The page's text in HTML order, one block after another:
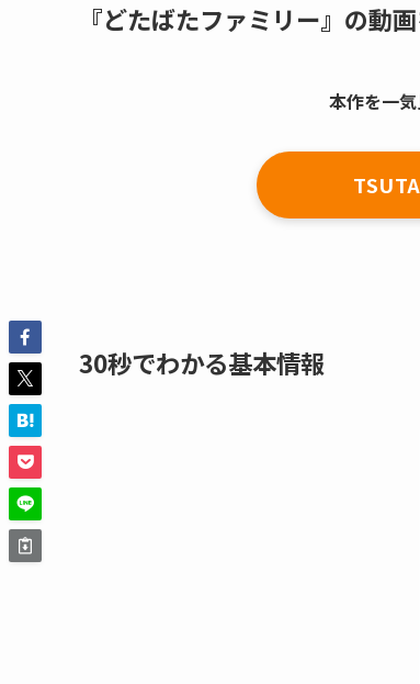
『どたばたファミリー』の動
本作を一
30秒でわかる基本情報